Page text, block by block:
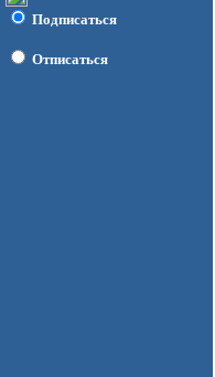
Подписаться
Отписаться